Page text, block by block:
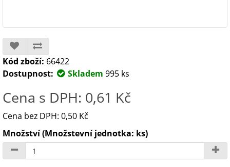
Kód zboží: 66422
Dostupnost:
Skladem 995 ks
Cena s DPH: 0,61 Kč
Cena bez DPH: 0,50 Kč
Množství (Množstevní jednotka: ks)